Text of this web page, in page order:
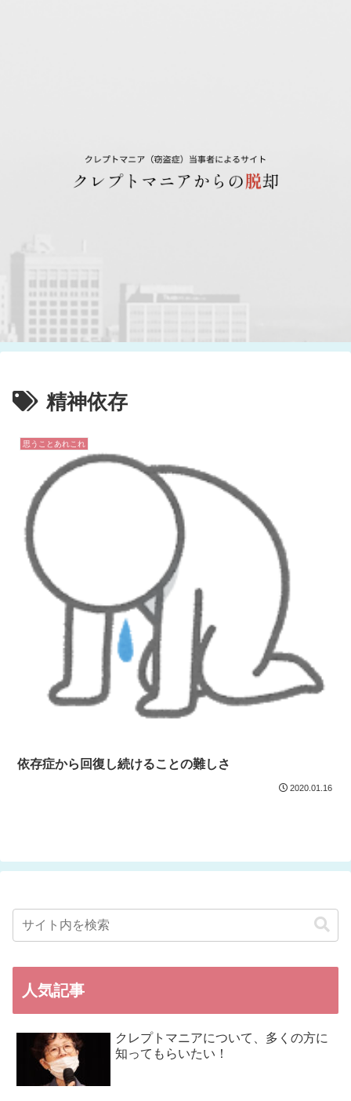
精神依存
思うことあれこれ
依存症から回復し続けることの難しさ
2020.01.16
人気記事
クレプトマニアについて、多くの方に
知ってもらいたい！